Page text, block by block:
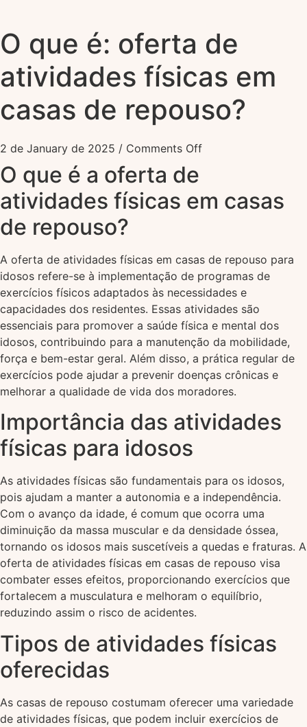
O que é: oferta de
atividades físicas em
casas de repouso?
2 de January de 2025 / Comments Off
O que é a oferta de
atividades físicas em casas
de repouso?
A oferta de atividades físicas em casas de repouso para
idosos refere-se à implementação de programas de
exercícios físicos adaptados às necessidades e
capacidades dos residentes. Essas atividades são
essenciais para promover a saúde física e mental dos
idosos, contribuindo para a manutenção da mobilidade,
força e bem-estar geral. Além disso, a prática regular de
exercícios pode ajudar a prevenir doenças crônicas e
melhorar a qualidade de vida dos moradores.
Importância das atividades
físicas para idosos
As atividades físicas são fundamentais para os idosos,
pois ajudam a manter a autonomia e a independência.
Com o avanço da idade, é comum que ocorra uma
diminuição da massa muscular e da densidade óssea,
tornando os idosos mais suscetíveis a quedas e fraturas. A
oferta de atividades físicas em casas de repouso visa
combater esses efeitos, proporcionando exercícios que
fortalecem a musculatura e melhoram o equilíbrio,
reduzindo assim o risco de acidentes.
Tipos de atividades físicas
oferecidas
As casas de repouso costumam oferecer uma variedade
de atividades físicas, que podem incluir exercícios de